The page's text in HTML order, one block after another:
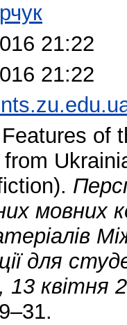
21:22
21:22
Features of
мовних
для
квітня